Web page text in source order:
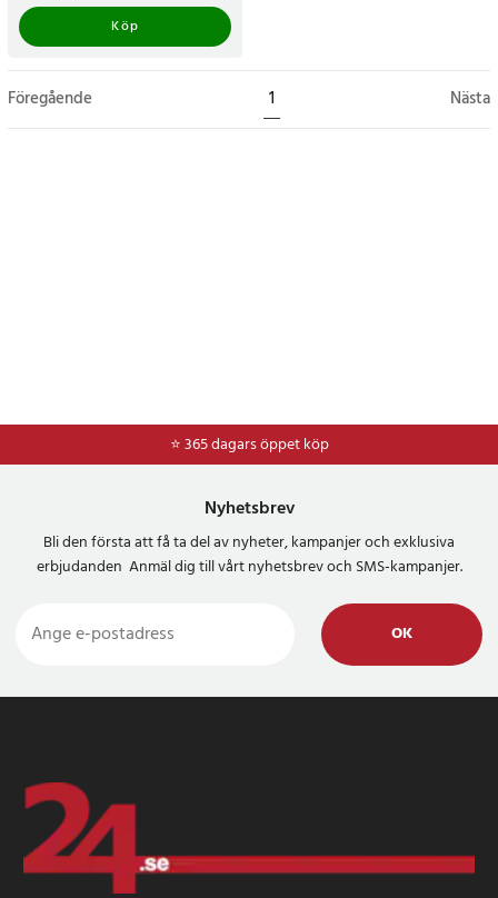
Köp
Föregående 1 Nästa
⭐ 365 dagars öppet köp
⭐Frakt 49kr *
Nyhetsbrev
Bli den första att få ta del av nyheter, kampanjer och exklusiva
erbjudanden Anmäl dig till vårt nyhetsbrev och SMS-kampanjer.
OK